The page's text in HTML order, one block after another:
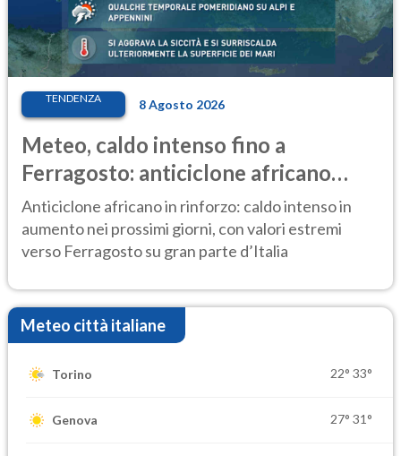
TENDENZA 8 Agosto 2026
Meteo, caldo intenso fino a
Ferragosto: anticiclone africano
ancora protagonista
Anticiclone africano in rinforzo: caldo intenso in
aumento nei prossimi giorni, con valori estremi
verso Ferragosto su gran parte d’Italia
Meteo città italiane
Torino 22° 33°
Genova 27° 31°